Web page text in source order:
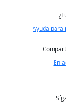
Ayuda para